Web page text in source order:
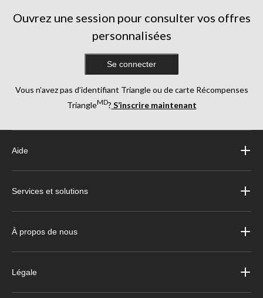
Ouvrez une session pour consulter vos offres
personnalisées
Se connecter
Vous n’avez pas d’identifiant Triangle ou de carte Récompenses
TriangleMD? S’inscrire maintenant
Aide
Services et solutions
À propos de nous
Légale